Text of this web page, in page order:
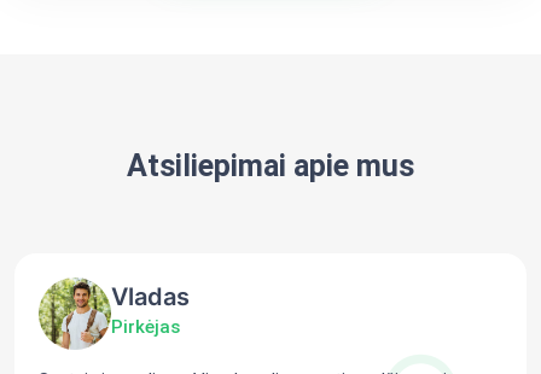
Atsiliepimai apie mus
Vladas
Pirkėjas